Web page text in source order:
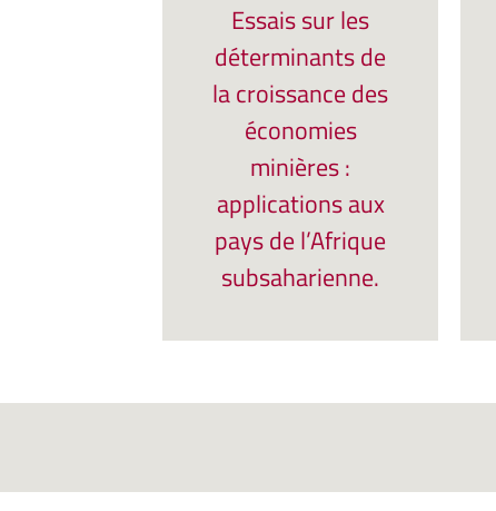
Essais sur les
déterminants de
la croissance des
économies
minières :
applications aux
pays de l’Afrique
subsaharienne.